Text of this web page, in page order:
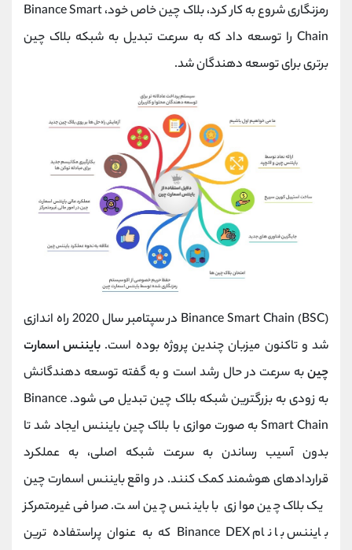
رمزنگاری شروع به کار کرد، بلاک چین خاص خود، Binance Smart
Chain را توسعه داد که به سرعت تبدیل به شبکه بلاک چین
برتری برای توسعه دهندگان شد.
Binance Smart Chain (BSC) در سپتامبر سال 2020 راه اندازی
شد و تاکنون میزبان چندین پروژه بوده است. بایننس اسمارت
چینبه سرعت در حال رشد است و به گفته توسعه دهندگانش
به زودی به بزرگترین شبکه بلاک چین تبدیل می شود. Binance
Smart Chain به صورت موازی با بلاک چین بایننس ایجاد شد تا
بدون آسیب رساندن به سرعت شبکه اصلی، به عملکرد
قراردادهای هوشمند کمک کنند. در واقع بایننس اسمارت چین
یک بلاک چین موازی با بایننس چین است. صرافی غیرمتمرکز
بایننس با نام Binance DEX که به عنوان پراستفاده ترین